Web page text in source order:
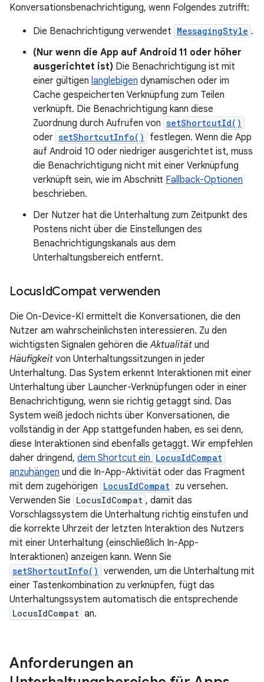
Konversationsbenachrichtigung, wenn Folgendes zutrifft:
Die Benachrichtigung verwendet MessagingStyle .
(Nur wenn die App auf Android 11 oder höher
ausgerichtet ist) Die Benachrichtigung ist mit
einer gültigen langlebigen dynamischen oder im
Cache gespeicherten Verknüpfung zum Teilen
verknüpft. Die Benachrichtigung kann diese
Zuordnung durch Aufrufen von setShortcutId()
oder setShortcutInfo()
festlegen. Wenn die App
auf Android 10 oder niedriger ausgerichtet ist, muss
die Benachrichtigung nicht mit einer Verknüpfung
verknüpft sein, wie im Abschnitt Fallback-Optionen
beschrieben.
Der Nutzer hat die Unterhaltung zum Zeitpunkt des
Postens nicht über die Einstellungen des
Benachrichtigungskanals aus dem
Unterhaltungsbereich entfernt.
LocusIdCompat verwenden
Die On-Device-KI ermittelt die Konversationen, die den
Nutzer am wahrscheinlichsten interessieren. Zu den
wichtigsten Signalen gehören dieAktualität und
Häufigkeit von Unterhaltungssitzungen in jeder
Unterhaltung. Das System erkennt Interaktionen mit einer
Unterhaltung über Launcher-Verknüpfungen oder in einer
Benachrichtigung, wenn sie richtig getaggt sind. Das
System weiß jedoch nichts über Konversationen, die
vollständig in der App stattgefunden haben, es sei denn,
diese Interaktionen sind ebenfalls getaggt. Wir empfehlen
daher dringend, dem Shortcut ein LocusIdCompat
anzuhängen und die In-App-Aktivität oder das Fragment
mit dem zugehörigen LocusIdCompat zu versehen.
Verwenden Sie LocusIdCompat , damit das
Vorschlagssystem die Unterhaltung richtig einstufen und
die korrekte Uhrzeit der letzten Interaktion des Nutzers
mit einer Unterhaltung (einschließlich In-App-
Interaktionen) anzeigen kann. Wenn Sie
setShortcutInfo() verwenden, um die Unterhaltung mit
einer Tastenkombination zu verknüpfen, fügt das
Unterhaltungssystem automatisch die entsprechende
LocusIdCompat an.
Anforderungen an